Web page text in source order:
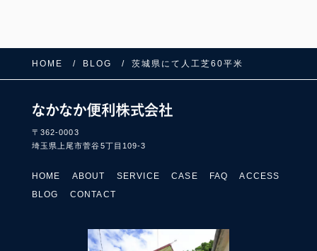
HOME BLOG 茨城県にて人工芝60平米
〒362-0003
埼玉県上尾市菅谷5丁目109-3
HOME ABOUT SERVICE CASE FAQ
ACCESS
BLOG
CONTACT